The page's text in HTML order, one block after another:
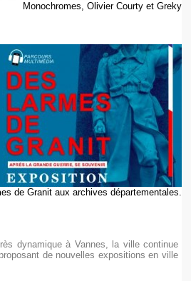
Monochromes, Olivier Courty et Greky
de Granit aux archives départementales.
dynamique à Vannes, la ville continue
de nouvelles expositions en ville